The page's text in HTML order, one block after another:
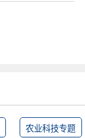
农业科技专题